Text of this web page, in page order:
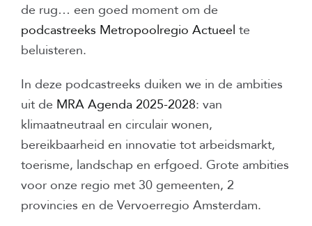
de rug… een goed moment om de
podcastreeks Metropoolregio Actueel te
beluisteren.
In deze podcastreeks duiken we in de ambities
uit de MRA Agenda 2025-2028: van
klimaatneutraal en circulair wonen,
bereikbaarheid en innovatie tot arbeidsmarkt,
toerisme, landschap en erfgoed. Grote ambities
voor onze regio met 30 gemeenten, 2
provincies en de Vervoerregio Amsterdam.